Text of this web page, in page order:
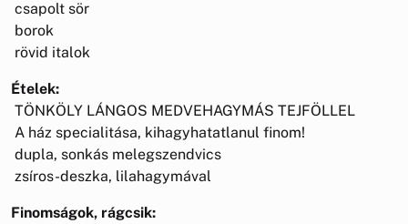
csapolt sör
borok
rövid italok
Ételek:
TÖNKÖLY LÁNGOS MEDVEHAGYMÁS TEJFÖLLEL
A ház specialitása, kihagyhatatlanul finom!
dupla, sonkás melegszendvics
zsíros-deszka, lilahagymával
Finomságok, rágcsik: